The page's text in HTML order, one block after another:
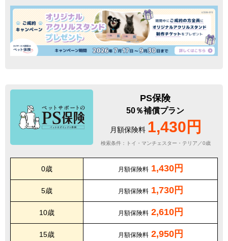
PS保険
50％補償プラン
月額保険料 1,430円
検索条件：トイ・マンチェスター・テリア／0歳
0歳 月額保険料 1,430円
5歳 月額保険料 1,730円
10歳 月額保険料 2,610円
15歳 月額保険料 2,950円